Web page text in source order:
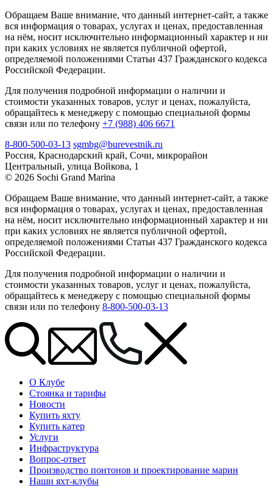
Обращаем Ваше внимание, что данный интернет-сайт, а также
вся информация о товарах, услугах и ценах, предоставленная
на нём, носит исключительно информационный характер и ни
при каких условиях не является публичной офертой,
определяемой положениями Статьи 437 Гражданского кодекса
Российской Федерации.
Для получения подробной информации о наличии и
стоимости указанных товаров, услуг и ценах, пожалуйста,
обращайтесь к менеджеру с помощью специальной формы
связи или по телефону +7 (988) 406 6671
8-800-500-03-13 sgmbg@burevestnik.ru
Россия, Краснодарский край, Сочи, микрорайон
Центральный, улица Войкова, 1
© 2026 Sochi Grand Marina
Обращаем Ваше внимание, что данный интернет-сайт, а также
вся информация о товарах, услугах и ценах, предоставленная
на нём, носит исключительно информационный характер и ни
при каких условиях не является публичной офертой,
определяемой положениями Статьи 437 Гражданского кодекса
Российской Федерации.
Для получения подробной информации о наличии и
стоимости указанных товаров, услуг и ценах, пожалуйста,
обращайтесь к менеджеру с помощью специальной формы
связи или по телефону 8-800-500-03-13
О Клубе
Стоянка и тарифы
Новости
Купить яхту
Купить катер
Услуги
Инфраструктура
Вопрос-ответ
Производство понтонов и проектирование марин
Наши яхт-клубы